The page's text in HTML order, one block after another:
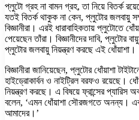
প্লুটো গ্রহ না বামন গ্রহ, তা নিয়ে বিতর্ক
যতই বিতর্ক থাকুক না কেন, প্লুটোর জলবায়ু
বিজ্ঞানীরা। এরই ধারাবাহিকতায় প্লুটোতে
পেয়েছেন তাঁরা। বিজ্ঞানীদের দাবি, প্লুটোর
প্লুটোর জলবায়ু নিয়ন্ত্রণ করছে এই ধোঁয়াশা।
বিজ্ঞানীরা জানিয়েছেন, প্লুটোর ধোঁয়াশা
হাইড্রোকার্বন ও নাইট্রিল বরফও রয়েছে।
নিয়ন্ত্রণ করছে। এ বিষয়ে ফ্রান্সের প্যারিস
বলেন, ‘এমন ধোঁয়াশা সৌরজগতে অনন্য।
আমাদের।’